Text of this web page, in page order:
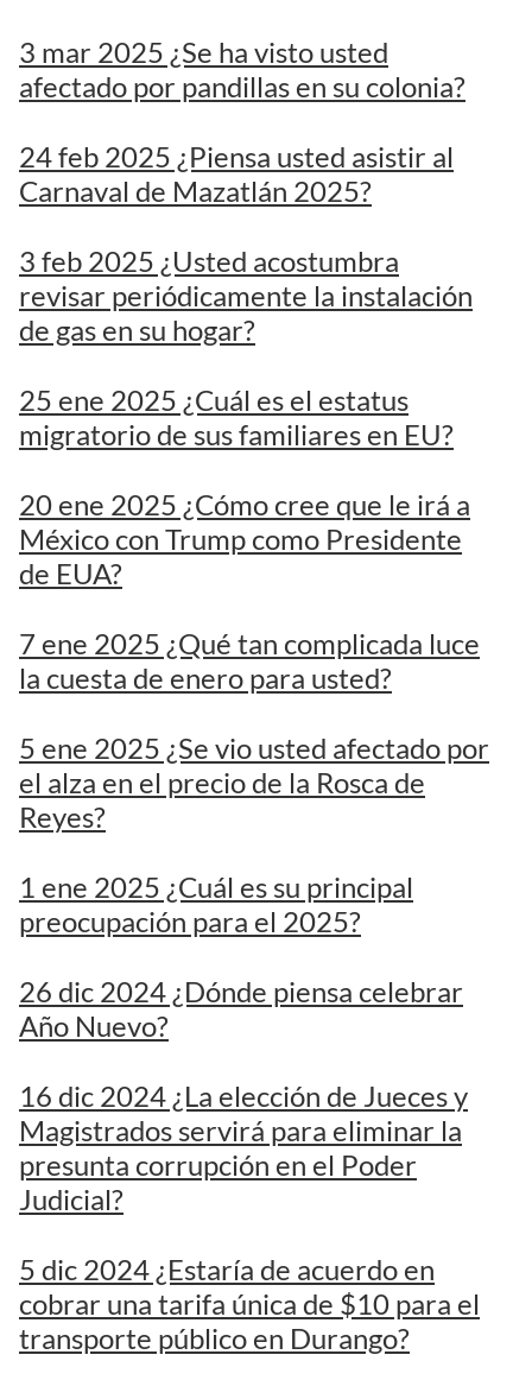
3 mar 2025 ¿Se ha visto usted
afectado por pandillas en su colonia?
24 feb 2025 ¿Piensa usted asistir al
Carnaval de Mazatlán 2025?
3 feb 2025 ¿Usted acostumbra
revisar periódicamente la instalación
de gas en su hogar?
25 ene 2025 ¿Cuál es el estatus
migratorio de sus familiares en EU?
20 ene 2025 ¿Cómo cree que le irá a
México con Trump como Presidente
de EUA?
7 ene 2025 ¿Qué tan complicada luce
la cuesta de enero para usted?
5 ene 2025 ¿Se vio usted afectado por
el alza en el precio de la Rosca de
Reyes?
1 ene 2025 ¿Cuál es su principal
preocupación para el 2025?
26 dic 2024 ¿Dónde piensa celebrar
Año Nuevo?
16 dic 2024 ¿La elección de Jueces y
Magistrados servirá para eliminar la
presunta corrupción en el Poder
Judicial?
5 dic 2024 ¿Estaría de acuerdo en
cobrar una tarifa única de $10 para el
transporte público en Durango?